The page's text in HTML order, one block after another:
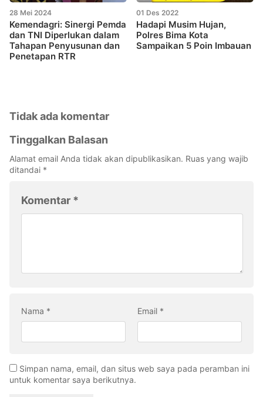
28 Mei 2024
Kemendagri: Sinergi Pemda
dan TNI Diperlukan dalam
Tahapan Penyusunan dan
Penetapan RTR
01 Des 2022
Hadapi Musim Hujan,
Polres Bima Kota
Sampaikan 5 Poin Imbauan
Tidak ada komentar
Tinggalkan Balasan
Alamat email Anda tidak akan dipublikasikan. Ruas yang wajib
ditandai *
Komentar *
Nama * Email *
Simpan nama, email, dan situs web saya pada peramban ini
untuk komentar saya berikutnya.